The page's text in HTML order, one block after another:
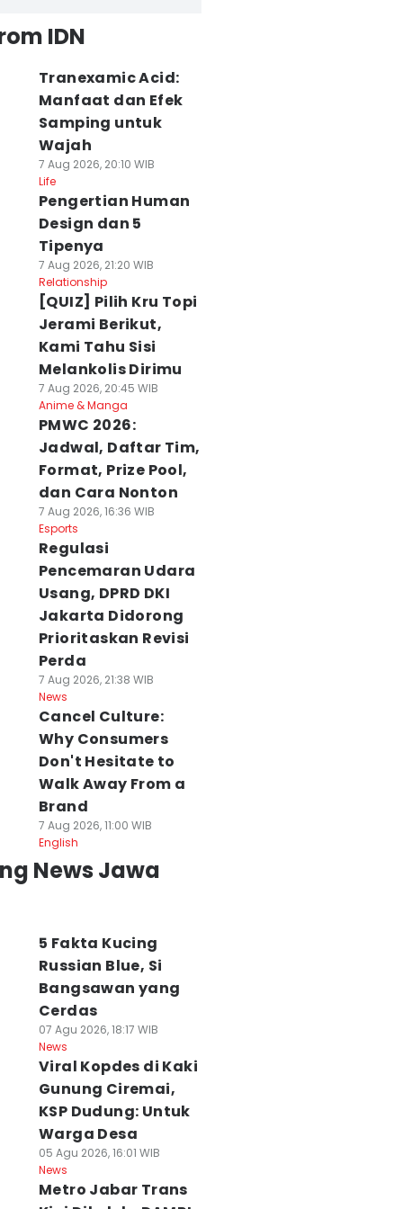
IDN
Tranexamic Acid:
Manfaat dan Efek
Samping untuk
Wajah
7 Aug 2026, 20:10 WIB
Life
Pengertian Human
Design dan 5
Tipenya
7 Aug 2026, 21:20 WIB
Relationship
[QUIZ] Pilih Kru Topi
Jerami Berikut,
Kami Tahu Sisi
Melankolis Dirimu
7 Aug 2026, 20:45 WIB
Anime & Manga
PMWC 2026:
Jadwal, Daftar Tim,
Format, Prize Pool,
dan Cara Nonton
7 Aug 2026, 16:36 WIB
Esports
Regulasi
Pencemaran Udara
Usang, DPRD DKI
Jakarta Didorong
Prioritaskan Revisi
Perda
7 Aug 2026, 21:38 WIB
News
Cancel Culture:
Why Consumers
Don't Hesitate to
Walk Away From a
Brand
7 Aug 2026, 11:00 WIB
English
News Jawa
5 Fakta Kucing
Russian Blue, Si
Bangsawan yang
Cerdas
07 Agu 2026, 18:17 WIB
News
Viral Kopdes di Kaki
Gunung Ciremai,
KSP Dudung: Untuk
Warga Desa
05 Agu 2026, 16:01 WIB
News
Metro Jabar Trans